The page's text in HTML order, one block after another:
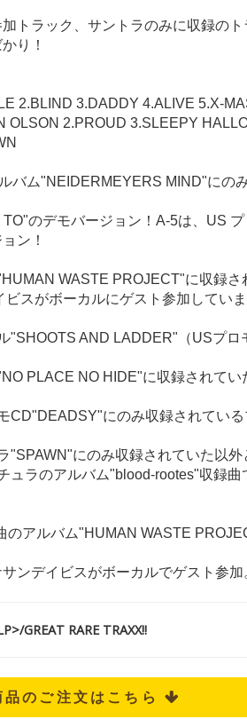
トラック、サントラのみに収録の
り！
2.BLIND 3.DADDY 4.ALIVE 5.X-
OLSON 2.PROUD 3.SLEEPY
バム"NEIDERMEYERS MIND"にの
のデモバージョン！A-5は、US
ン！
WASTE PROJECT"に収録さ
ビスがボーカルにゲスト参加していま
"SHOOTS AND LADDER"（USプロ
PLACE NO HIDE"に収録されてい
CD"DEADSY"にのみ収録されている
"SPAWN"にのみ収録されていた以外
ュラのアルバム"blood-rootes"収録
のアルバム"HUMAN WASTE
ンデイビスがボーカルでゲスト参加
GREAT RARE TRAXX!!
のご注文はこちら 